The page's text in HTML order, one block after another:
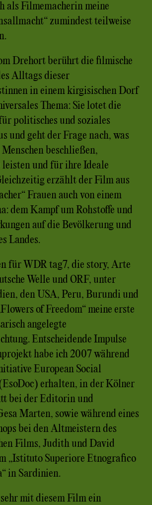
als Filmemacherin meine
zumindest teilweise
Drehort berührt die filmische
Alltags dieser
in einem kirgisischen Dorf
Thema: Sie lotet die
politisches und soziales
und geht der Frage nach, was
beschließen,
und für ihre Ideale
erzählt der Film aus
Frauen auch von einem
dem Kampf um Rohstoffe und
auf die Bevölkerung und
Landes.
für WDR tag7, die story, Arte
Welle und ORF, unter
den USA, Peru, Burundi und
of Freedom“ meine erste
angelegte
Entscheidende Impulse
habe ich 2007 während
European Social
erhalten, in der Kölner
bei der Editorin und
Marten, sowie während eines
bei den Altmeistern des
Films, Judith und David
„Istituto Superiore Etnografico
in Sardinien.
mit diesem Film ein